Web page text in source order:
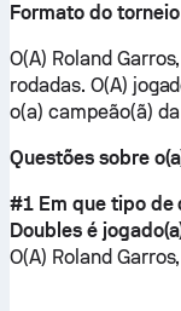
Formato do torneio
O(A) Roland
rodadas. O(A)
o(a) campeão(ã)
Questões sobre
#1 Em que tipo de
Doubles é
O(A) Roland